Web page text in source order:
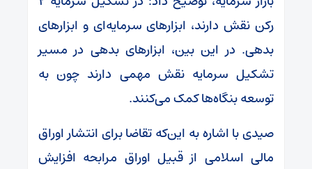
رکن نقش دارند، ابزارهای سرمایه‌ای و ابزارهای
بدهی. در این بین، ابزارهای بدهی در مسیر
تشکیل سرمایه نقش مهمی دارند چون به
توسعه بنگاه‌ها کمک می‌کنند.
صیدی با اشاره به این‌که تقاضا برای انتشار اوراق
مالی اسلامی از قبیل اوراق مرابحه افزایش